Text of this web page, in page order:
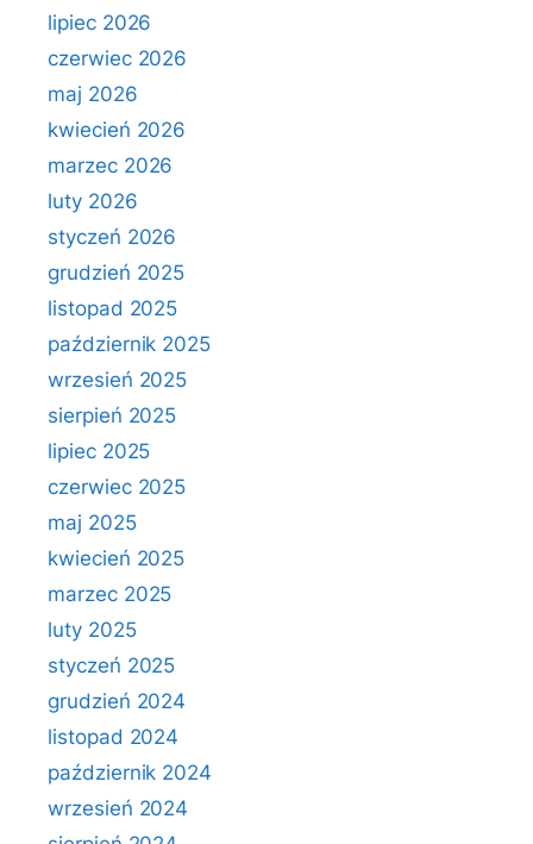
lipiec 2026
czerwiec 2026
maj 2026
kwiecień 2026
marzec 2026
luty 2026
styczeń 2026
grudzień 2025
listopad 2025
październik 2025
wrzesień 2025
sierpień 2025
lipiec 2025
czerwiec 2025
maj 2025
kwiecień 2025
marzec 2025
luty 2025
styczeń 2025
grudzień 2024
listopad 2024
październik 2024
wrzesień 2024